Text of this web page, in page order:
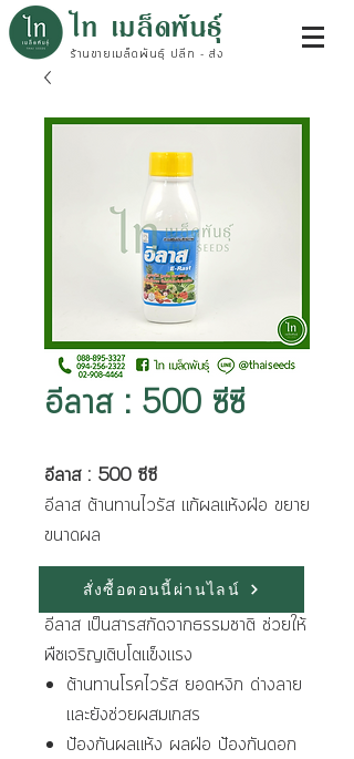
ไท เมล็ดพันธุ์
ร้านขายเมล็ดพันธุ์ ปลีก - ส่ง
อีลาส : 500 ซีซี
อีลาส : 500 ซีซี
อีลาส ต้านทานไวรัส แก้ผลแห้งฝ่อ ขยาย
ขนาดผล
คุณสมบัติ
อีลาส เป็นสารสกัดจากธรรมชาติ ช่วยให้
พืชเจริญเติบโตแข็งแรง
ต้านทานโรคไวรัส ยอดหงิก ด่างลาย
และยังช่วยผสมเกสร
ป้องกันผลแห้ง ผลฝ่อ ป้องกันดอก
สั่งซื้อตอนนี้ผ่านไลน์